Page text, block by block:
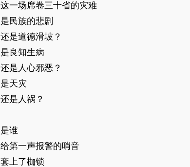
这一场席卷三十省的灾难
是民族的悲剧
还是道德滑坡？
是良知生病
还是人心邪恶？
是天灾
还是人祸？
是谁
给第一声报警的哨音
套上了枷锁